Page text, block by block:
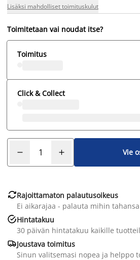
Lisäksi mahdolliset toimituskulut
Toimitetaan vai noudat itse?
Toimitus
Click & Collect
Vie
Rajoittamaton palautusoikeus
Ei aikarajaa - palauta mihin tahansa
Hintatakuu
30 päivän hintatakuu kaikille
Joustava toimitus
Sinun valitsemasi nopea ja helppo